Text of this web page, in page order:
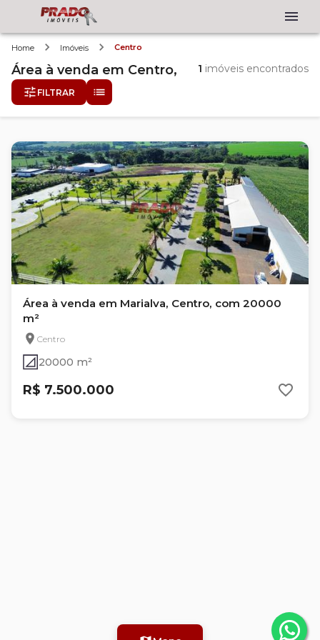
Home Imóveis Centro
Área à venda em Centro, 1 imóveis encontrados
FILTRAR
Área à venda em Marialva, Centro, com 20000
m²
Centro
20000 m²
R$ 7.500.000